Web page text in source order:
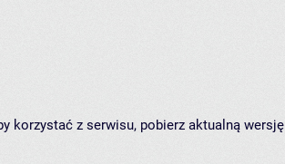
korzystać z serwisu, pobierz aktualną wersję